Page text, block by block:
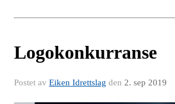
Logokonkurranse
Postet av Eiken Idrettslag den 2. sep 2019